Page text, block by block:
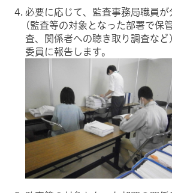
必要に応じて、監査事務局職員
(監査等の対象となった部署で保
査、関係者への聴き取り調査な
委員に報告します。